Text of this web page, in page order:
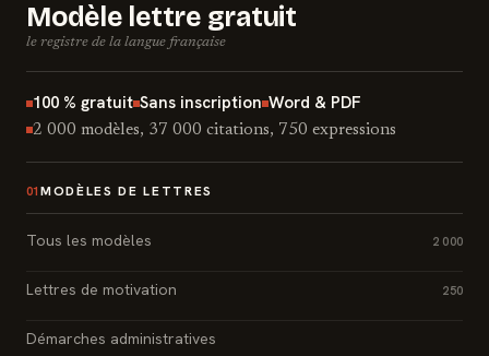
Modèle lettre gratuit
le registre de la langue française
100 % gratuit Sans inscription Word & PDF
2 000 modèles, 37 000 citations, 750 expressions
01 MODÈLES DE LETTRES
Tous les modèles 2 000
Lettres de motivation 250
Démarches administratives